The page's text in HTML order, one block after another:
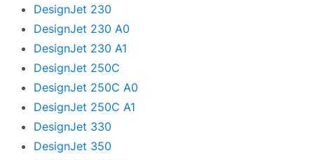
DesignJet 230
DesignJet 230 A0
DesignJet 230 A1
DesignJet 250C
DesignJet 250C A0
DesignJet 250C A1
DesignJet 330
DesignJet 350